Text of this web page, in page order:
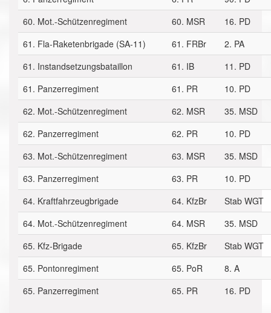
60. Mot.-Schützenregiment
60. MSR
16. PD
61. Fla-Raketenbrigade (SA-11)
61. FRBr
2. PA
61. Instandsetzungsbataillon
61. IB
11. PD
61. Panzerregiment
61. PR
10. PD
62. Mot.-Schützenregiment
62. MSR
35. MSD
62. Panzerregiment
62. PR
10. PD
63. Mot.-Schützenregiment
63. MSR
35. MSD
63. Panzerregiment
63. PR
10. PD
64. Kraftfahrzeugbrigade
64. KfzBr
Stab WGT
64. Mot.-Schützenregiment
64. MSR
35. MSD
65. Kfz-Brigade
65. KfzBr
Stab WGT
65. Pontonregiment
65. PoR
8. A
65. Panzerregiment
65. PR 16. PD